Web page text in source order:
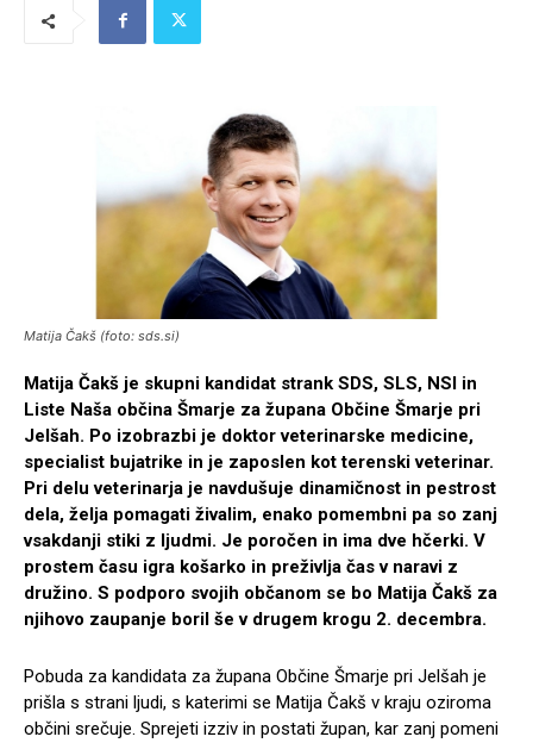
Matija Čakš (foto: sds.si)
Matija Čakš je skupni kandidat strank SDS, SLS, NSI in
Liste Naša občina Šmarje za župana Občine Šmarje pri
Jelšah. Po izobrazbi je doktor veterinarske medicine,
specialist bujatrike in je zaposlen kot terenski veterinar.
Pri delu veterinarja je navdušuje dinamičnost in pestrost
dela, želja pomagati živalim, enako pomembni pa so zanj
vsakdanji stiki z ljudmi. Je poročen in ima dve hčerki. V
prostem času igra košarko in preživlja čas v naravi z
družino. S podporo svojih občanom se bo Matija Čakš za
njihovo zaupanje boril še v drugem krogu 2. decembra.
Pobuda za kandidata za župana Občine Šmarje pri Jelšah je
prišla s strani ljudi, s katerimi se Matija Čakš v kraju oziroma
občini srečuje. Sprejeti izziv in postati župan, kar zanj pomeni